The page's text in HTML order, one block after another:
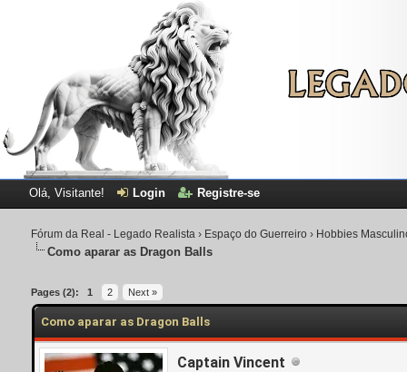
Olá, Visitante! Login Registre-se
Fórum da Real - Legado Realista › Espaço do Guerreiro › Hobbies
Como aparar as Dragon Balls
Pages (2): 1 2 Next »
Como aparar as Dragon Balls
Captain Vincent